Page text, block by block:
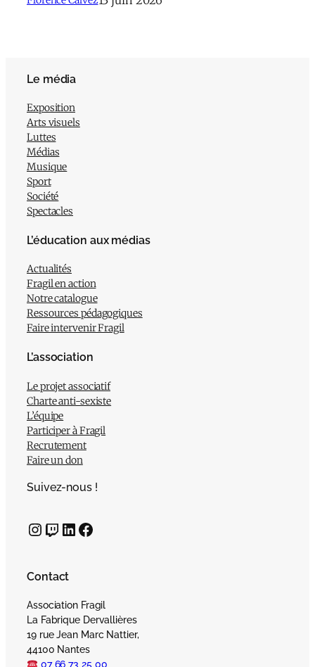
Le média
Exposition
Arts visuels
Luttes
Médias
Musique
Sport
Société
Spectacles
L’éducation aux médias
Actualités
Fragil en action
Notre catalogue
Ressources pédagogiques
Faire intervenir Fragil
L’association
Le projet associatif
Charte anti-sexiste
L’équipe
Participer à Fragil
Recrutement
Faire un don
Suivez-nous !
InstagramTwitch LinkedIn Facebook
Contact
Association Fragil
La Fabrique Dervallières
19 rue Jean Marc Nattier,
44100 Nantes
07 66 73 25 00